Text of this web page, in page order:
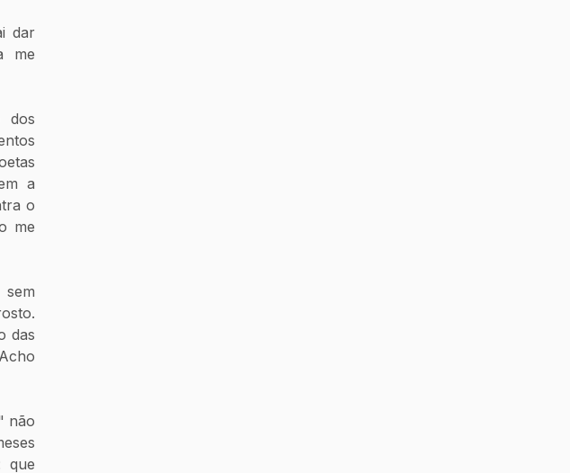
dar
me
dos
a
o
me
das
não
que